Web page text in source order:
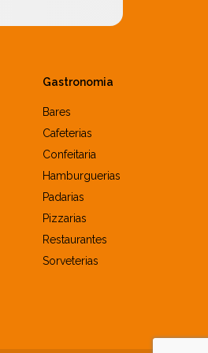
Gastronomia
Bares
Cafeterias
Confeitaria
Hamburguerias
Padarias
Pizzarias
Restaurantes
Sorveterias